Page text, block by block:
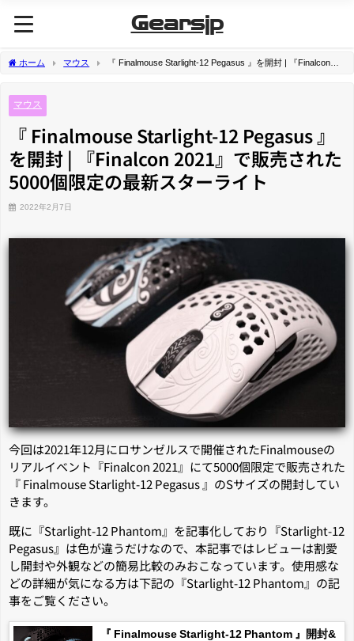
Gearsjp
ホーム マウス
『 Finalmouse Starlight-12 Pegasus 』を開封 | 『Finalcon
マウス
『 Finalmouse Starlight-12 Pegasus 』
を開封 | 『Finalcon 2021』で販売された
5000個限定の最新スターライト
2022年2月7日
今回は2021年12月にロサンゼルスで開催されたFinalmouseの
リアルイベント『Finalcon 2021』にて5000個限定で販売された
『 Finalmouse Starlight-12 Pegasus 』のSサイズの開封してい
きます。
既に『Starlight-12 Phantom』を記事化しており『Starlight-12
Pegasus』は色が違うだけなので、本記事ではレビューは割愛
し開封や外観などの簡易比較のみおこなっています。使用感な
どの詳細が気になる方は下記の『Starlight-12 Phantom』の記
事をご覧ください。
『 Finalmouse Starlight-12 Phantom 』開封&